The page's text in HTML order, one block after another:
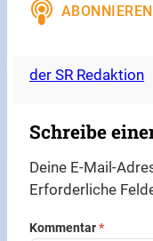
der SR Redaktion
Schreibe
Deine E-Mail-
Erforderliche
Kommentar*